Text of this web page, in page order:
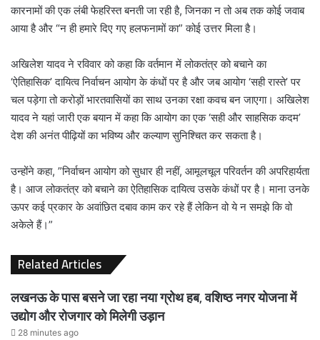
कारनामों की एक लंबी फेहरिस्त बनती जा रही है, जिनका न तो अब तक कोई जवाब
आया है और “न ही हमारे दिए गए हलफनामों का” कोई उत्तर मिला है।
अखिलेश यादव ने रविवार को कहा कि वर्तमान में लोकतंत्र को बचाने का
‘ऐतिहासिक’ दायित्व निर्वाचन आयोग के कंधों पर है और जब आयोग ‘सही रास्ते’ पर
चल पड़ेगा तो करोड़ों भारतवासियों का साथ उनका रक्षा कवच बन जाएगा। अखिलेश
यादव ने यहां जारी एक बयान में कहा कि आयोग का एक ‘सही और साहसिक कदम’
देश की अनंत पीढ़ियों का भविष्य और कल्याण सुनिश्चित कर सकता है।
उन्होंने कहा, ”निर्वाचन आयोग को सुधार ही नहीं, आमूलचूल परिवर्तन की अपरिहार्यता
है। आज लोकतंत्र को बचाने का ऐतिहासिक दायित्व उसके कंधों पर है। माना उनके
ऊपर कई प्रकार के अवांछित दबाव काम कर रहे हैं लेकिन वो ये न समझे कि वो
अकेले हैं।”
Related Articles
लखनऊ के पास बसने जा रहा नया ग्रोथ हब, वशिष्ठ नगर योजना में
उद्योग और रोजगार को मिलेगी उड़ान
28 minutes ago